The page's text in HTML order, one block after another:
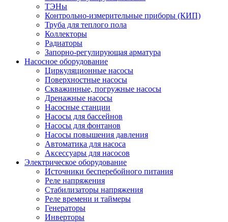
ТЭНы
Контрольно-измерительные приборы (КИП)
Труба для теплого пола
Коллекторы
Радиаторы
Запорно-регулирующая арматура
Насосное оборудование
Циркуляционные насосы
Поверхностные насосы
Скважинные, погружные насосы
Дренажные насосы
Насосные станции
Насосы для бассейнов
Насосы для фонтанов
Насосы повышения давления
Автоматика для насоса
Аксессуары для насосов
Электрическое оборудование
Источники бесперебойного питания
Реле напряжения
Стабилизаторы напряжения
Реле времени и таймеры
Генераторы
Инверторы